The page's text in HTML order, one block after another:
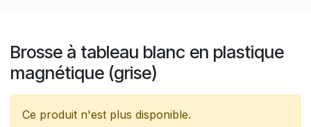
Brosse à tableau blanc en plastique
magnétique (grise)
Ce produit n'est plus disponible.